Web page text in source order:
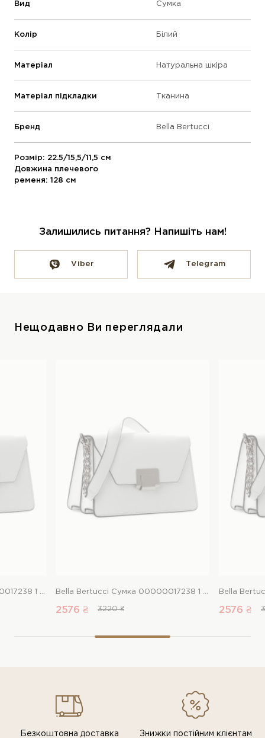
Вид Сумка
Колір Білий
Матеріал Натуральна шкіра
Матеріал підкладки Тканина
Бренд Bella Bertucci
Розмір: 22.5/15,5/11,5 см
Довжина плечевого
ременя: 128 см
Залишились питання? Напишіть нам!
Viber Telegram
Нещодавно Ви переглядали
2576 ₴ 3220 ₴ 2576 ₴
Безкоштовна доставка Знижки постiйним клiєнтам